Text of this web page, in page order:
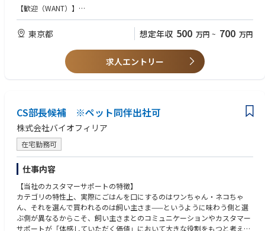
①成果に見合った処遇の実現、②資格に求める役割・人材登用の考え方の
ックアップする施策や制度の拡充、等によって、従業員のやりがい、働き
がいの向上や、成長を支援していきます。
また、多様な従業員が安心・安全で快適な環境下で生産性高く働けるよう
支援をすることも大切です。
メントの高い組織風土づくりを目指しています。
そして私たちのミッションである「ドキドキ、ワクワクする製品、サービ
スを通じて、人々に感動と笑顔、生活に潤いを届け、安心安全の技術で豊
かで便利な未来の社会創りに貢献していきたい」を実現していきます。
■業務内容
経営企画部 総部人事部 人事グループにて、役員秘書および人事業務
・役員のスケジュール調整
・役員の来客対応
・出張手配（交通機関手配、宿泊先手配）
【歓迎（WANT）】
・労務経験
・社内外関係者との円滑な関係性を築ける誠実な方
・PCスキル（Word、Excel）
・自分の頭で考えて、主体的に行動できる方
東京都 想定年収 500 万円 ~ 700 万円
求人エントリー
CS部長候補 ※ペット同伴出社可
株式会社バイオフィリア
在宅勤務可
仕事内容
【当社のカスタマーサポートの特徴】
カテゴリの特性上、実際にごはんを口にするのはワンちゃん・ネコちゃ
ん、それを選んで買われるのは飼い主さま——というように味わう側と選
ぶ側が異なるからこそ、飼い主さまとのコミュニケーションやカスタマー
サポートが「体感していただく価値」において大きな役割をもつと考えて